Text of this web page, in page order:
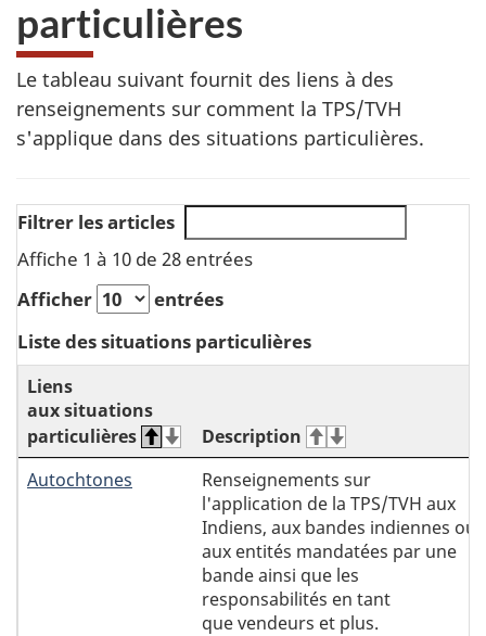
particulières
Le tableau suivant fournit des liens à des
renseignements sur comment la TPS/TVH
s'applique dans des situations particulières.
Filtrer les articles
Affiche 1 à 10 de 28 entrées
Afficher
entrées
Liste des situations particulières
Liens
aux situations
particulières
Description
Autochtones
Renseignements sur
l'application de la TPS/TVH aux
Indiens, aux bandes indiennes ou
aux entités mandatées par une
bande ainsi que les
responsabilités en tant
que vendeurs et plus.